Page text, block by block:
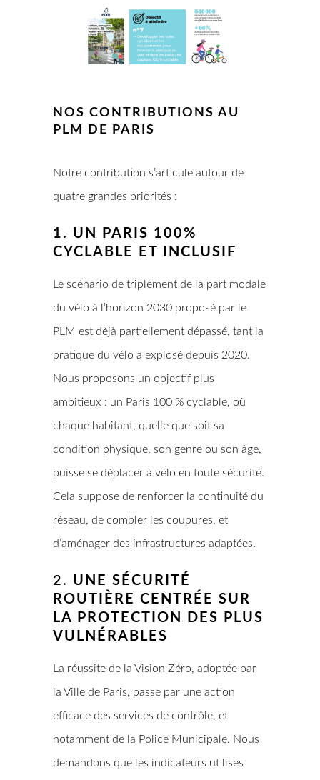
NOS CONTRIBUTIONS AU
PLM DE PARIS
Notre contribution s’articule autour de
quatre grandes priorités :
1. UN PARIS 100%
CYCLABLE ET INCLUSIF
Le scénario de triplement de la part modale
du vélo à l’horizon 2030 proposé par le
PLM est déjà partiellement dépassé, tant la
pratique du vélo a explosé depuis 2020.
Nous proposons un objectif plus
ambitieux : un Paris 100 % cyclable, où
chaque habitant, quelle que soit sa
condition physique, son genre ou son âge,
puisse se déplacer à vélo en toute sécurité.
Cela suppose de renforcer la continuité du
réseau, de combler les coupures, et
d’aménager des infrastructures adaptées.
2. UNE SÉCURITÉ
ROUTIÈRE CENTRÉE SUR
LA PROTECTION DES PLUS
VULNÉRABLES
La réussite de la Vision Zéro, adoptée par
la Ville de Paris, passe par une action
efficace des services de contrôle, et
notamment de la Police Municipale. Nous
demandons que les indicateurs utilisés